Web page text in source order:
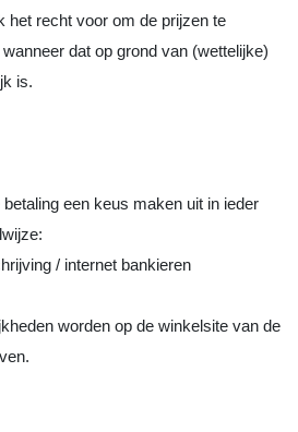
het recht voor om de prijzen te
dat op grond van (wettelijke)
is.
een keus maken uit in ieder
/ internet bankieren
worden op de winkelsite van de